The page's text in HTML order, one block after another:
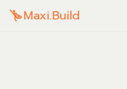
Maxi.Build